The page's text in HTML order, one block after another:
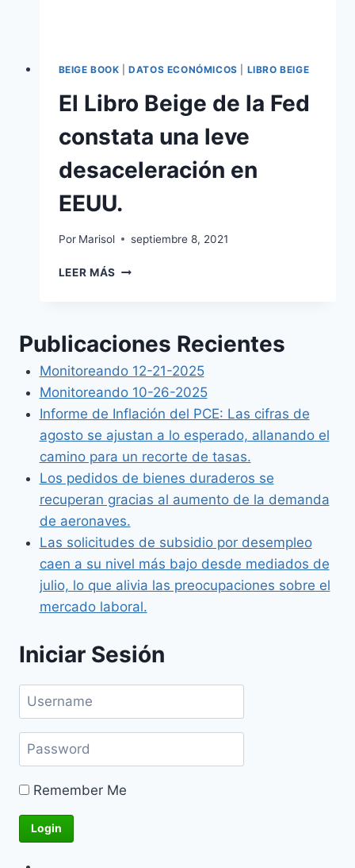
BEIGE BOOK |DATOS ECONÓMICOS LIBRO BEIGE
El Libro Beige de la Fed
constata una leve
desaceleración en
EEUU.
Por Marisol septiembre 8, 2021
LEER MÁS
Publicaciones Recientes
Monitoreando 12-21-2025
Monitoreando 10-26-2025
Informe de Inflación del PCE: Las cifras de
agosto se ajustan a lo esperado, allanando el
camino para un recorte de tasas.
Los pedidos de bienes duraderos se
recuperan gracias al aumento de la demanda
de aeronaves.
Las solicitudes de subsidio por desempleo
caen a su nivel más bajo desde mediados de
julio, lo que alivia las preocupaciones sobre el
mercado laboral.
Iniciar Sesión
Remember Me